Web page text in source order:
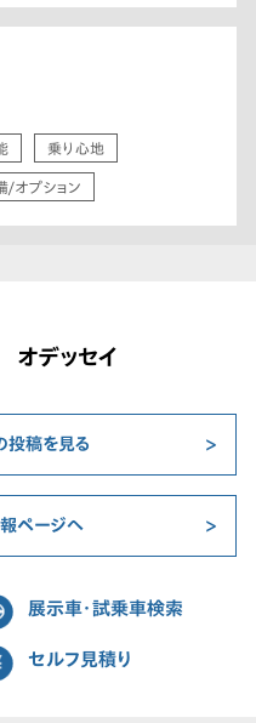
乗り心地
/オプション
オデッセイ
投稿を見る
ページへ
展示車・試乗車検索
セルフ見積り